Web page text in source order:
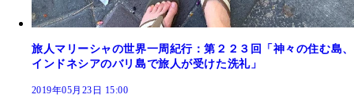
旅人マリーシャの世界一周紀行：第２２３回「神々の住む島、
インドネシアのバリ島で旅人が受けた洗礼」
2019年05月23日 15:00